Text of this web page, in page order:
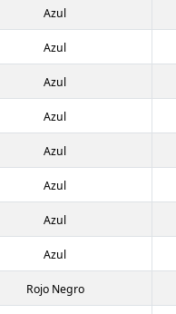
Azul
Azul
Azul
Azul
Azul
Azul
Azul
Azul
Rojo Negro